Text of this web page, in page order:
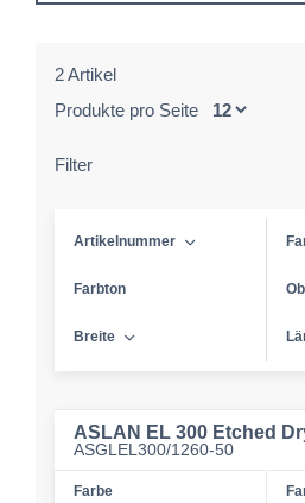
2 Artikel
Produkte pro Seite
Filter
Artikelnummer
Farbton
Breite
ASLAN EL 300 Etched
ASGLEL300/1260-50
Farbe